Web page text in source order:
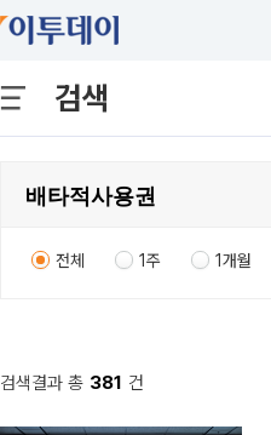
검색
전체 1주 1개월
검색결과 총 381 건